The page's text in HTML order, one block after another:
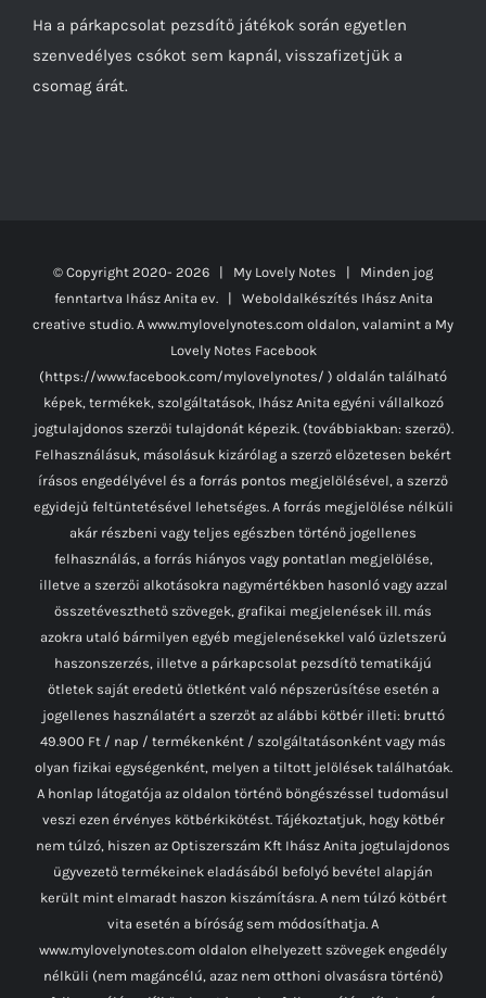
Ha a párkapcsolat pezsdítő játékok során egyetlen
szenvedélyes csókot sem kapnál, visszafizetjük a
csomag árát.
© Copyright 2020- 2026 | My Lovely Notes | Minden jog
fenntartva Ihász Anita ev. | Weboldalkészítés Ihász Anita
creative studio. A www.mylovelynotes.com oldalon, valamint a My
Lovely Notes Facebook
(https://www.facebook.com/mylovelynotes/ ) oldalán található
képek, termékek, szolgáltatások, Ihász Anita egyéni vállalkozó
jogtulajdonos szerzői tulajdonát képezik. (továbbiakban: szerző).
Felhasználásuk, másolásuk kizárólag a szerző előzetesen bekért
írásos engedélyével és a forrás pontos megjelölésével, a szerző
egyidejű feltüntetésével lehetséges. A forrás megjelölése nélküli
akár részbeni vagy teljes egészben történő jogellenes
felhasználás, a forrás hiányos vagy pontatlan megjelölése,
illetve a szerzői alkotásokra nagymértékben hasonló vagy azzal
összetéveszthető szövegek, grafikai megjelenések ill. más
azokra utaló bármilyen egyéb megjelenésekkel való üzletszerű
haszonszerzés, illetve a párkapcsolat pezsdítő tematikájú
ötletek saját eredetű ötletként való népszerűsítése esetén a
jogellenes használatért a szerzőt az alábbi kötbér illeti: bruttó
49.900 Ft / nap / termékenként / szolgáltatásonként vagy más
olyan fizikai egységenként, melyen a tiltott jelölések találhatóak.
A honlap látogatója az oldalon történő böngészéssel tudomásul
veszi ezen érvényes kötbérkikötést. Tájékoztatjuk, hogy kötbér
nem túlzó, hiszen az Optiszerszám Kft Ihász Anita jogtulajdonos
ügyvezető termékeinek eladásából befolyó bevétel alapján
került mint elmaradt haszon kiszámításra. A nem túlzó kötbért
vita esetén a bíróság sem módosíthatja. A
www.mylovelynotes.com oldalon elhelyezett szövegek engedély
nélküli (nem magáncélú, azaz nem otthoni olvasásra történő)